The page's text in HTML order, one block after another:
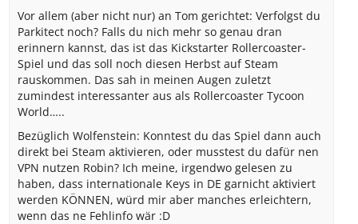
Vor allem (aber nicht nur) an Tom gerichtet: Verfolgst du
Parkitect noch? Falls du nich mehr so genau dran
erinnern kannst, das ist das Kickstarter Rollercoaster-
Spiel und das soll noch diesen Herbst auf Steam
rauskommen. Das sah in meinen Augen zuletzt
zumindest interessanter aus als Rollercoaster Tycoon
World…..
Bezüglich Wolfenstein: Konntest du das Spiel dann auch
direkt bei Steam aktivieren, oder musstest du dafür nen
VPN nutzen Robin? Ich meine, irgendwo gelesen zu
haben, dass internationale Keys in DE garnicht aktiviert
werden KÖNNEN, würd mir aber manches erleichtern,
wenn das ne Fehlinfo wär :D